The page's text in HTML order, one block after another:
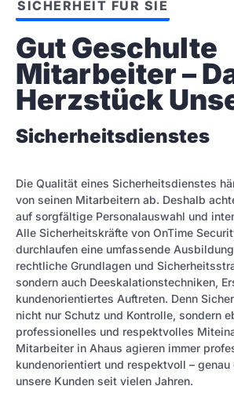
SICHERHEIT FÜR SIE
Gut Geschulte
Mitarbeiter –
Herzstück
Sicherheitsdienstes
Die Qualität eines Sicherheitsdienstes
von seinen Mitarbeitern ab. Deshalb
auf sorgfältige Personalauswahl und
Alle Sicherheitskräfte von OnTime
durchlaufen eine umfassende
rechtliche Grundlagen und
sondern auch Deeskalationstechniken,
kundenorientiertes Auftreten. Denn
nicht nur Schutz und Kontrolle, sondern
professionelles und respektvolles
Mitarbeiter in Ahaus agieren immer
kundenorientiert und respektvoll –
unsere Kunden seit vielen Jahren.